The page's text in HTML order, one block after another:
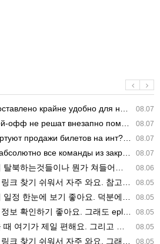
08.07
крайне удобно для нашего часово…
08.07
решат внезапно поменять. https:/…
08.07
продажи билетов на инт? https://g…
08.07
все команды из закрытых квали…
08.06
어오는 낌새를 미리 알아차리기 위함이지 저걸 전쟁준비라고 하…
08.05
요. 참고로 무료스포츠중계 정보 확인할 때 출처 꼭 체크해요.…
08.05
요. 덕분에 epl중계 볼 때 공식 중계 채널 먼저 찾아봐요. …
08.05
그래도 epl중계 볼 때 공식 중계 채널 먼저 찾아봐요. 북마크…
08.05
리고 무료스포츠중계 정보 확인할 때 출처 꼭 체크해요. 앞…
08.05
요. 그래서 해외축구중계도 정식 서비스로 봐야 안전해요. 다음…